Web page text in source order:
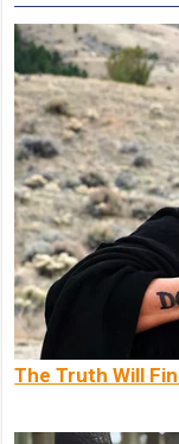
The Truth Will